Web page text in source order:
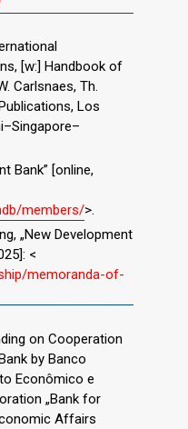
[w:] Handbook of
Carlsnaes, Th.
Los
Bank” [online,
members/>.
„New Development
<
memoranda-of-
on Cooperation
by Banco
Econômico e
„Bank for
Affairs